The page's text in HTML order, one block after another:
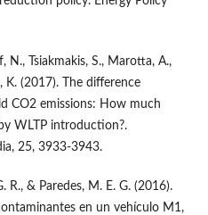
N., Tsiakmakis, S., Marotta, A.,
K. (2017). The difference
CO2 emissions: How much
WLTP introduction?.
25, 3933-3943.
R., & Paredes, M. E. G. (2016).
en un vehículo M1,